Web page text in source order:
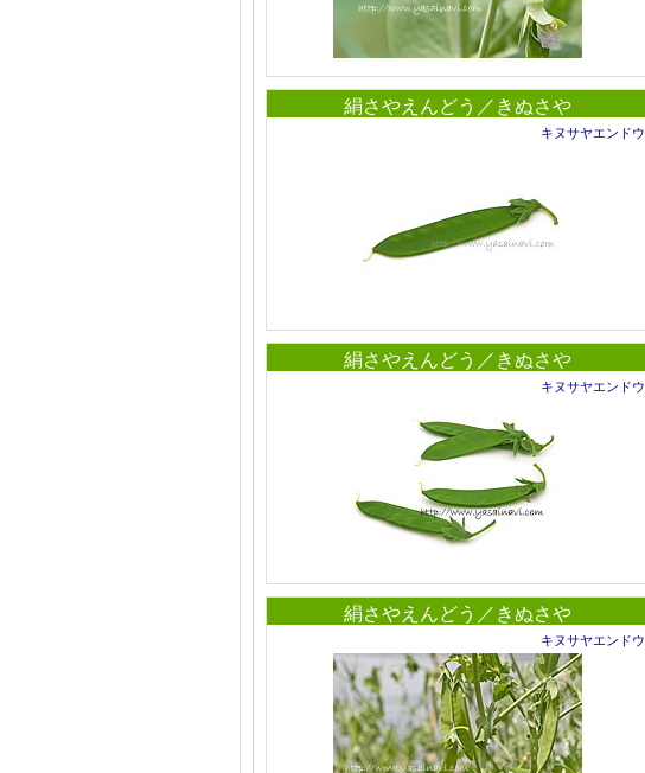
絹さやえんどう／きぬさや
キヌサヤエンドウ
絹さやえんどう／きぬさや
キヌサヤエンドウ
絹さやえんどう／きぬさや
キヌサヤエンドウ